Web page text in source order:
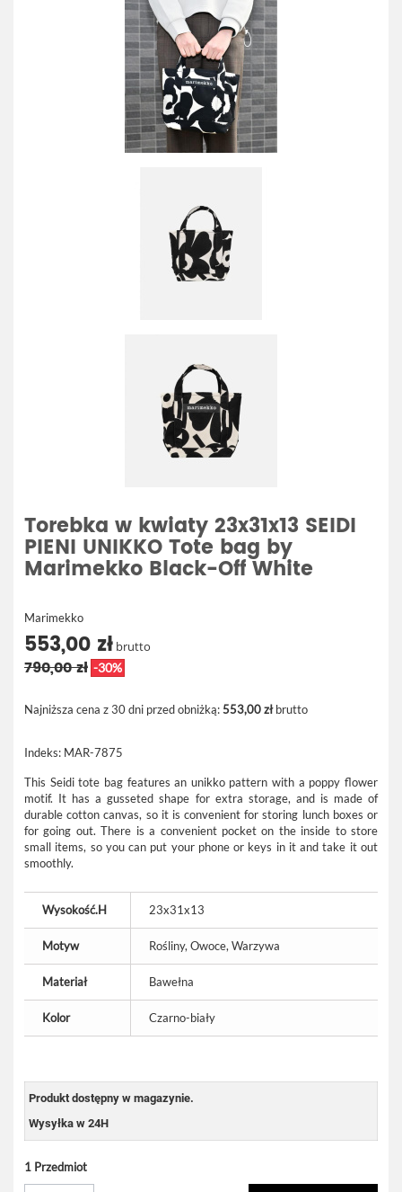
Torebka w kwiaty 23x31x13 SEIDI
PIENI UNIKKO Tote bag by
Marimekko Black-Off White
Marimekko
553,00 zł brutto
790,00 zł -30%
Najniższa cena z 30 dni przed obniżką:553,00 złbrutto
Indeks: MAR-7875
This Seidi tote bag features an unikko pattern with a poppy flower
motif. It has a gusseted shape for extra storage, and is made of
durable cotton canvas, so it is convenient for storing lunch boxes or
for going out. There is a convenient pocket on the inside to store
small items, so you can put your phone or keys in it and take it out
smoothly.
Wysokość.H 23x31x13
Motyw Rośliny, Owoce, Warzywa
Materiał Bawełna
Kolor Czarno-biały
Produkt dostępny w magazynie.
Wysyłka w 24H
1 Przedmiot